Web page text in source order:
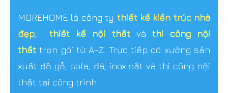
MOREHOME là công ty thiết kế kiến trúc nhà
đẹp
thiết kế nội thấtvàthi công nội
thất trọn gói từ A-Z. Trực tiếp có xưởng sản
xuất đồ gỗ, sofa, đá, inox sắt và thi công nội
thất tại công trình.